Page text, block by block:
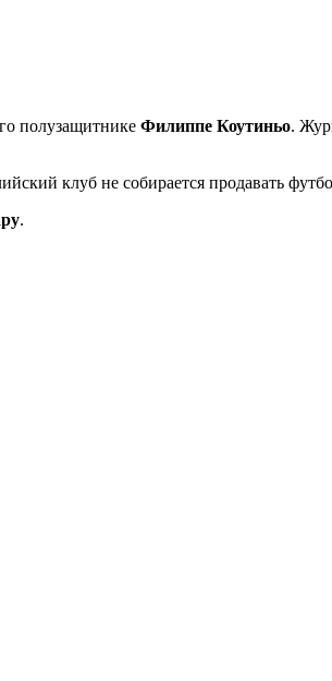
полузащитнике Филиппе Коутиньо.
клуб не собирается продавать
.